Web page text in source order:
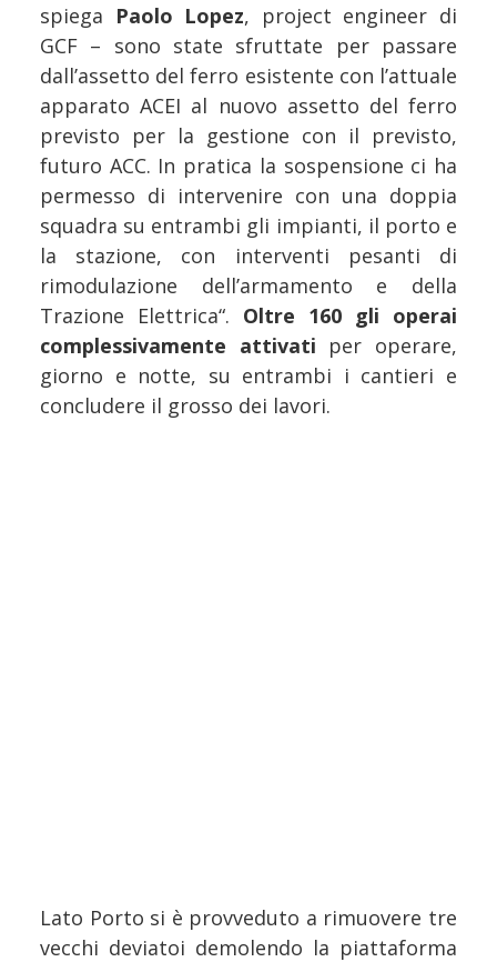
spiega Paolo Lopez, project engineer di
GCF – sono state sfruttate per passare
dall’assetto del ferro esistente con l’attuale
apparato ACEI al nuovo assetto del ferro
previsto per la gestione con il previsto,
futuro ACC. In pratica la sospensione ci ha
permesso di intervenire con una doppia
squadra su entrambi gli impianti, il porto e
la stazione, con interventi pesanti di
rimodulazione dell’armamento e della
Trazione Elettrica“. Oltre 160 gli operai
complessivamente attivati per operare,
giorno e notte, su entrambi i cantieri e
concludere il grosso dei lavori.
Lato Porto si è provveduto a rimuovere tre
vecchi deviatoi demolendo la piattaforma